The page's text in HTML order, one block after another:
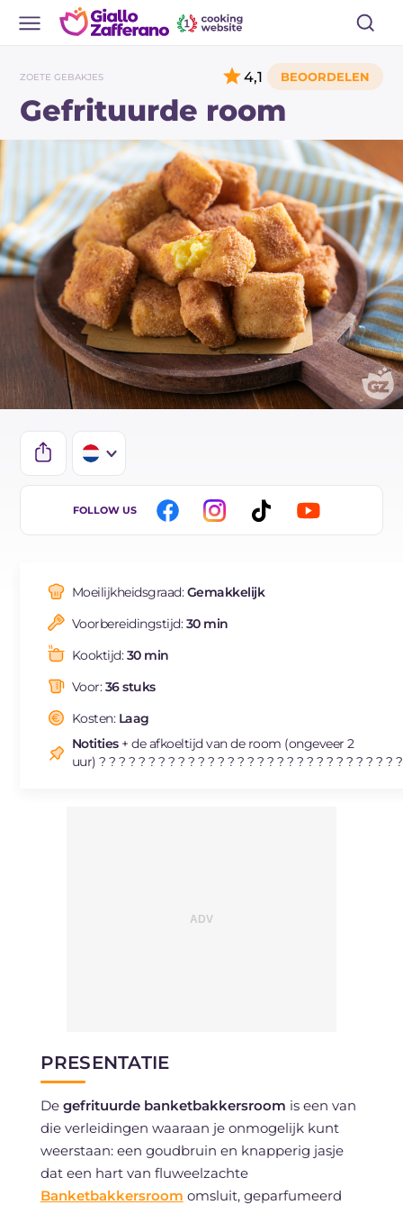
ZOETE GEBAKJES
Gefrituurde room
4,1
IT
ES
FR
DE
FOLLOW US
Moeilijkheidsgraad:Gemakkelijk
Voorbereidingstijd:30 min
Kooktijd:30 min
Voor:36 stuks
Kosten: Laag
Notities+ de afkoeltijd van de room (ongeveer 2
uur) ? ? ? ? ? ? ? ? ? ? ? ? ? ? ? ? ? ? ? ? ? ? ? ? ? ? ? ? ? ?
PRESENTATIE
De gefrituurde banketbakkersroom is een van
die verleidingen waaraan je onmogelijk kunt
weerstaan: een goudbruin en knapperig jasje
dat een hart van fluweelzachte
Banketbakkersroom omsluit, geparfumeerd